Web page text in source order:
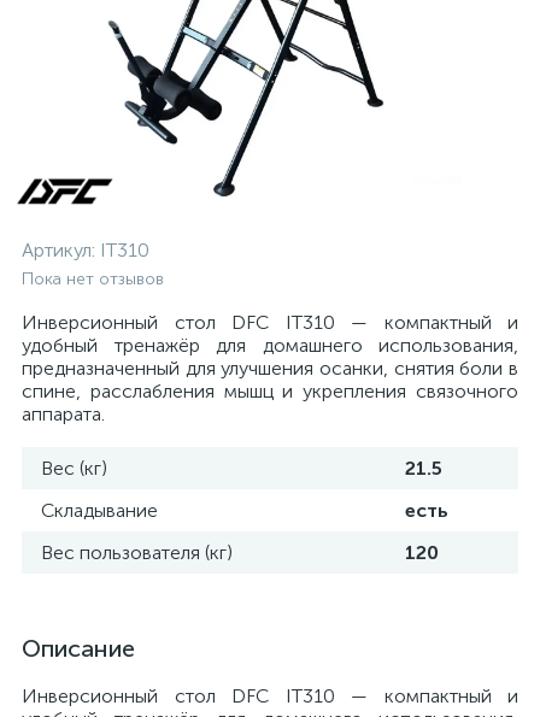
Артикул: IT310
Пока нет отзывов
Инверсионный стол DFC IT310 — компактный и
удобный тренажёр для домашнего использования,
предназначенный для улучшения осанки, снятия боли в
спине, расслабления мышц и укрепления связочного
аппарата.
Вес (кг)
21.5
Складывание
есть
Вес пользователя (кг)
120
Описание
Инверсионный стол DFC IT310 — компактный и